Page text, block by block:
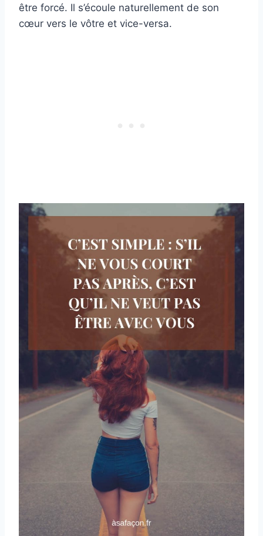
être forcé. Il s’écoule naturellement de son
cœur vers le vôtre et vice-versa.